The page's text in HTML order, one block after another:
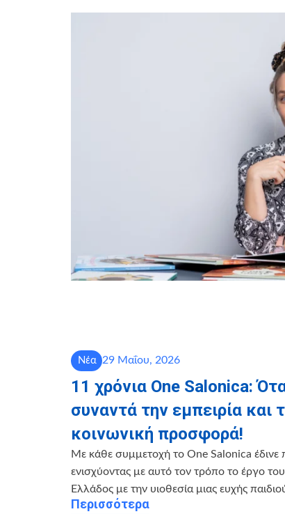
Νέα 29 Μαΐου, 2026
11 χρόνια One Salonica:
συναντά την εμπειρία και
κοινωνική προσφορά!
Με κάθε συμμετοχή το One Salonica έδινε
ενισχύοντας με αυτό τον τρόπο το έργο
Ελλάδος με την υιοθεσία μιας ευχής
Περισσότερα